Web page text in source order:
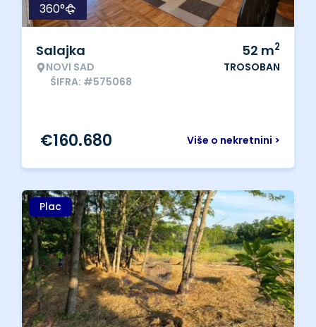
360°
Salajka
NOVI SAD
ŠIFRA: #575068
52 m2
TROSOBAN
Više o nekretnini >
€160.680
Plac